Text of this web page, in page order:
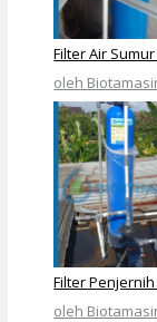
Filter Air
oleh
Filter
oleh